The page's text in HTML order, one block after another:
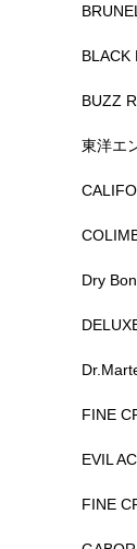
BLACK
BUZZ
東洋エ
Dry
FINE
EVIL
FINE